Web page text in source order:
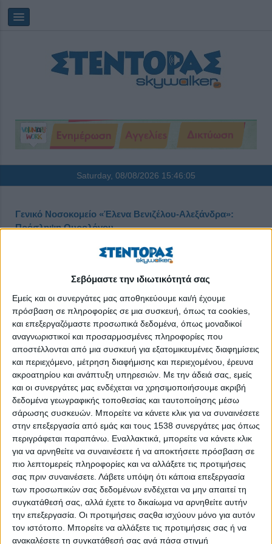
Σεβόμαστε την ιδιωτικότητά σας
Εμείς και οι συνεργάτες μας αποθηκεύουμε και/ή έχουμε
πρόσβαση σε πληροφορίες σε μια συσκευή, όπως τα cookies,
και επεξεργαζόμαστε προσωπικά δεδομένα, όπως μοναδικοί
αναγνωριστικοί και προσαρμοσμένες πληροφορίες που
αποστέλλονται από μια συσκευή για εξατομικευμένες διαφημίσεις
και περιεχόμενο, μέτρηση διαφήμισης και περιεχομένου, έρευνα
ακροατηρίου και ανάπτυξη υπηρεσιών. Με την άδειά σας, εμείς
και οι συνεργάτες μας ενδέχεται να χρησιμοποιήσουμε ακριβή
δεδομένα γεωγραφικής τοποθεσίας και ταυτοποίησης μέσω
σάρωσης συσκευών. Μπορείτε να κάνετε κλικ για να συναινέσετε
στην επεξεργασία από εμάς και τους 1538 συνεργάτες μας όπως
περιγράφεται παραπάνω. Εναλλακτικά, μπορείτε να κάνετε κλικ
για να αρνηθείτε να συναινέσετε ή να αποκτήσετε πρόσβαση σε
πιο λεπτομερείς πληροφορίες και να αλλάξετε τις προτιμήσεις
σας πριν συναινέσετε. Λάβετε υπόψη ότι κάποια επεξεργασία
των προσωπικών σας δεδομένων ενδέχεται να μην απαιτεί τη
συγκατάθεσή σας, αλλά έχετε το δικαίωμα να αρνηθείτε αυτήν
την επεξεργασία. Οι προτιμήσεις σαςθα ισχύουν μόνο για αυτόν
τον ιστότοπο. Μπορείτε να αλλάξετε τις προτιμήσεις σας ή να
ανακαλέσετε τη συγκατάθεσή σας ανά πάσα στιγμή
Saturday, 08/08/2026 15:46:05
Γενικό Νοσοκομείο «Έλενα Βενιζέλου-Αλεξάνδρα»:
Πρόσληψη Ουρολόγου
Δημοσιεύθηκε : Τρίτη, 11 Φεβρουαρίου 2025 18:44
ΤοΓενικό Νοσοκομείο «Έλενα Βενιζέλου-Αλεξάνδρα» , για
την κάλυψη αναγκών σε ιατρικό προσωπικό, ενδιαφέρεται για
συνεργασία με έναν (1) ιατρό ειδικότητας Ουρολογίας με
καθεστώς έκδοσης από αυτόν δελτίου απόδειξης παροχής
υπηρεσιών, για χρονικό διάστημα 12 μηνών, με πενθήμερη
απασχόληση αλλά και εκτός ωραρίου σε επείγοντα
περιστατικά.